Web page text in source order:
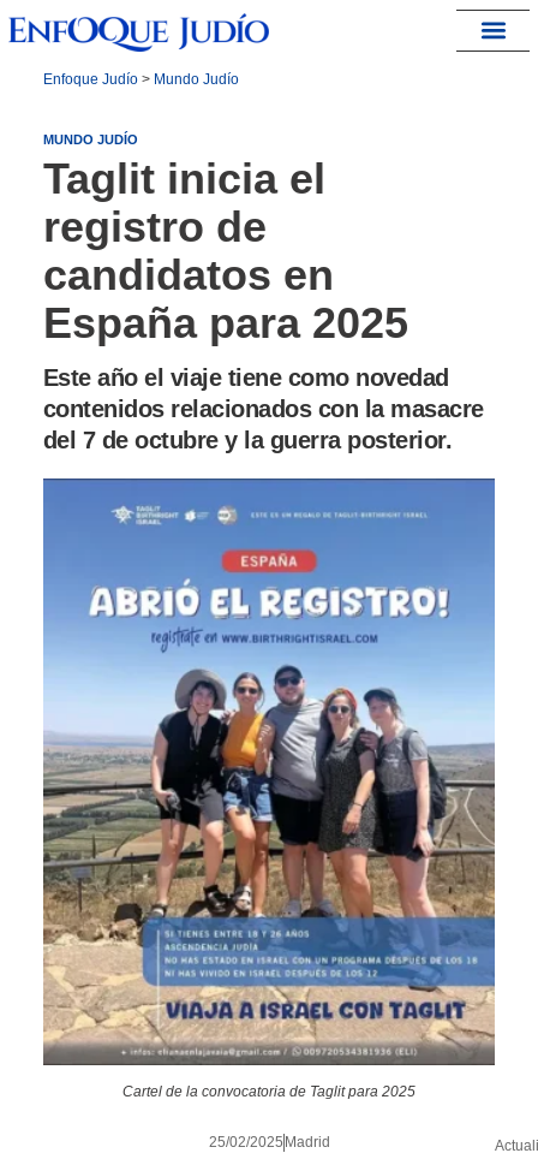
Enfoque Judío> Mundo Judío
MUNDO JUDÍO
Taglit inicia el
registro de
candidatos en
España para 2025
Este año el viaje tiene como novedad
contenidos relacionados con la masacre
del 7 de octubre y la guerra posterior.
Cartel de la convocatoria de Taglit para 2025
25/02/2025 Madrid